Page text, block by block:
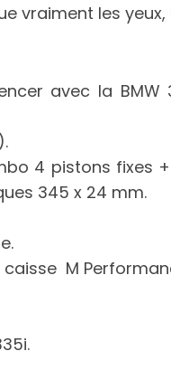
vraiment les
avec la BMW
4 pistons fixes
345 x 24 mm.
M